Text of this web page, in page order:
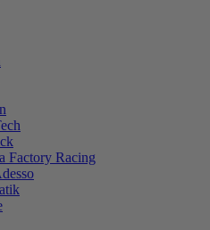
Factory Racing